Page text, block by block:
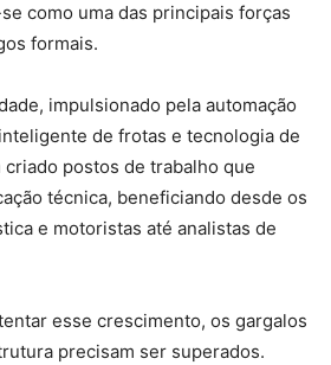
como uma das principais forças
formais.
impulsionado pela automação
de frotas e tecnologia de
postos de trabalho que
técnica, beneficiando desde os
e motoristas até analistas de
esse crescimento, os gargalos
precisam ser superados.